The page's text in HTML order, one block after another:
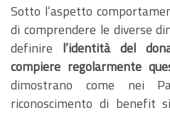
Sotto l’aspetto
di comprendere le diverse
definire l’identità del
compiere regolarmente
dimostrano come nei
riconoscimento di benefit